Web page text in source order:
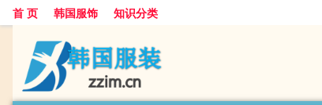
首 页 韩国服饰 知识分类